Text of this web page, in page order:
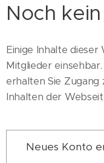
Noch
Einige Inhalte
Mitglieder
erhalten Sie
Inhalten der
Neues Konto